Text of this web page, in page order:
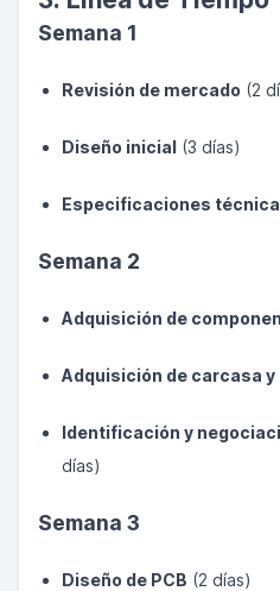
Semana 1
Revisión de mercado (2
Diseño inicial (3 días)
Especificaciones
Semana 2
Adquisición de
Adquisición de carcasa y
Identificación y
días)
Semana 3
Diseño de PCB (2 días)